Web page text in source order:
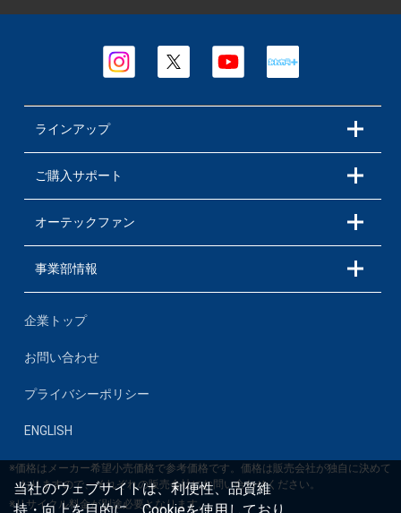
当社のウェブサイトは、利便性、品質維
ラインアップ
ご購入サポート
オーテックファン
事業部情報
企業トップ
お問い合わせ
プライバシーポリシー
ENGLISH
※価格はメーカー希望小売価格で参考価格です。価格は販売会社が独自に決めて
おりますので、それぞれの販売会社にお問い合わせください。
※リサイクル料金が別途必要となります。